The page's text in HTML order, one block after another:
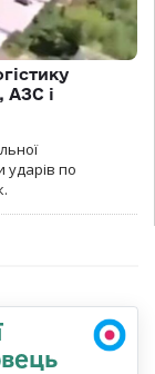
АЗС і
ударів по